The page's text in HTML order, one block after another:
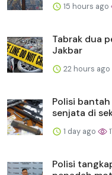
15 hours ago
Tabrak dua
Jakbar
22 hours ago
Polisi
senjata di
1 day ago
Polisi